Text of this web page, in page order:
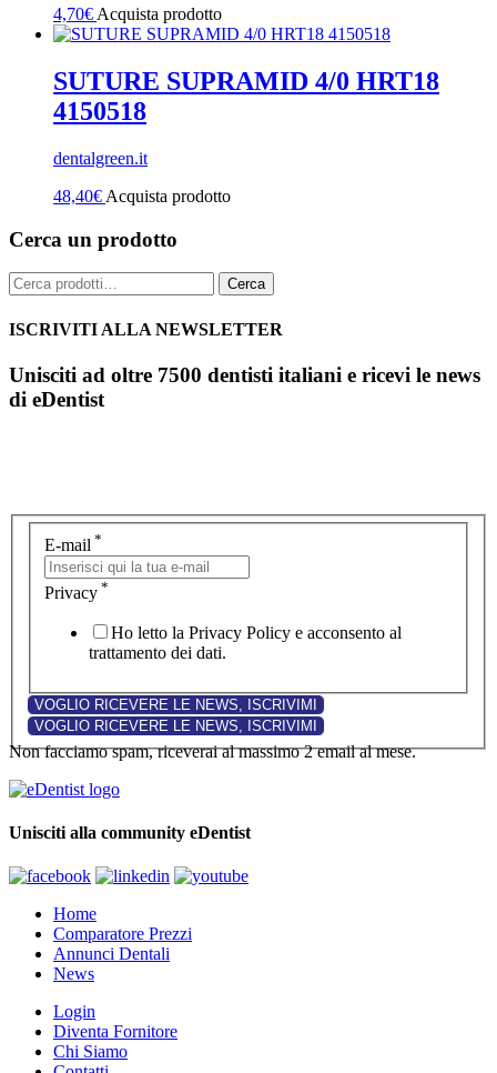
4,70€ Acquista prodotto
SUTURE SUPRAMID 4/0 HRT18
4150518
dentalgreen.it
48,40€ Acquista prodotto
Cerca un prodotto
Cerca: Cerca
ISCRIVITI ALLA NEWSLETTER
Unisciti ad oltre 7500 dentisti italiani e ricevi le news
di eDentist
E-mail *
Privacy *
Ho letto la Privacy Policy e acconsento al
trattamento dei dati.
Non facciamo spam, riceverai al massimo 2 email al mese.
Unisciti alla community eDentist
Home
Comparatore Prezzi
Annunci Dentali
News
Login
Diventa Fornitore
Chi Siamo